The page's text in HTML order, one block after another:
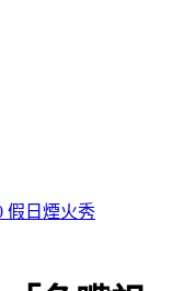
航班 1空服員受傷